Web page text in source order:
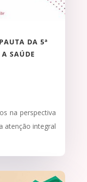
DA 5ª
SAÚDE
na perspectiva
atenção integral